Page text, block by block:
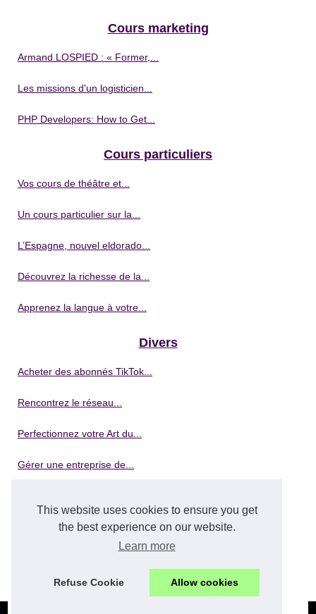
This website uses cookies to ensure you get
the best experience on our website.
Learn more
Refuse Cookie Allow cookies
Cours marketing
Armand LOSPIED : « Former,...
Les missions d'un logisticien...
PHP Developers: How to Get...
Cours particuliers
Vos cours de théâtre et...
Un cours particulier sur la...
L’Espagne, nouvel eldorado...
Découvrez la richesse de la...
Apprenez la langue à votre...
Divers
Acheter des abonnés TikTok...
Rencontrez le réseau...
Perfectionnez votre Art du...
Gérer une entreprise de...
Formation en lavage de...